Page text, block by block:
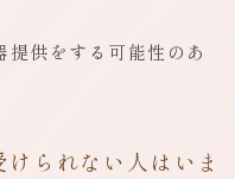
供をする可能性のあ
られない人はいま